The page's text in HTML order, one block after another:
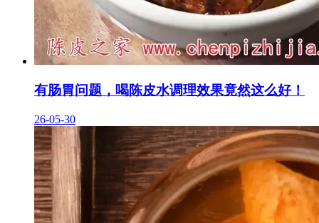
有肠胃问题，喝陈皮水调理效果竟然这么好！
26-05-30